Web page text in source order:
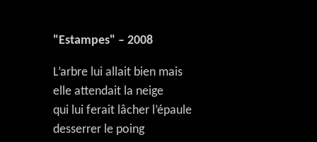
"Estampes" – 2008
L’arbre lui allait bien mais
elle attendait la neige
qui lui ferait lâcher l’épaule
desserrer le poing